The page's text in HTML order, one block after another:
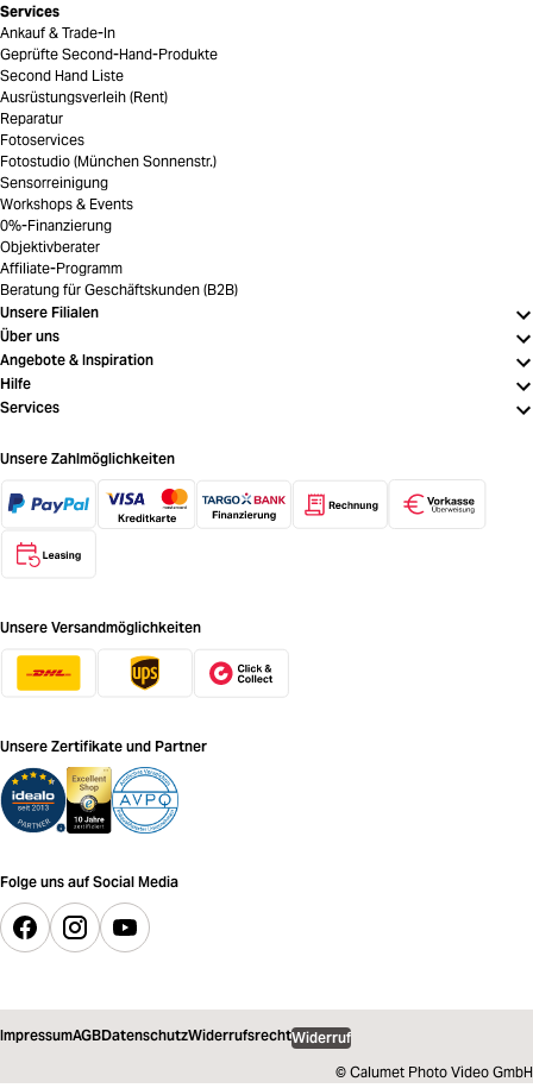
Services
Ankauf & Trade-In
Geprüfte Second-Hand-Produkte
Second Hand Liste
Ausrüstungsverleih (Rent)
Reparatur
Fotoservices
Fotostudio (München Sonnenstr.)
Sensorreinigung
Workshops & Events
0%-Finanzierung
Objektivberater
Affiliate-Programm
Beratung für Geschäftskunden (B2B)
Unsere Filialen
Über uns
Angebote & Inspiration
Hilfe
Services
Unsere Zahlmöglichkeiten
Unsere Versandmöglichkeiten
Unsere Zertifikate und Partner
Folge uns auf Social Media
ImpressumAGBDatenschutzWiderrufsrechtWiderruf
© Calumet Photo Video GmbH